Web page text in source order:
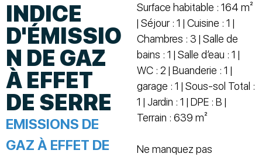
INDICE
D'ÉMISSIO
N DE GAZ
À EFFET
DE SERRE
EMISSIONS DE
GAZ À EFFET DE
Surface habitable : 164 m²
| Séjour : 1 | Cuisine : 1 |
Chambres : 3 | Salle de
bains : 1 | Salle d’eau : 1 |
WC : 2 | Buanderie : 1 |
garage : 1 | Sous-sol Total :
1 | Jardin : 1 | DPE : B |
Terrain : 639 m²
Ne manquez pas